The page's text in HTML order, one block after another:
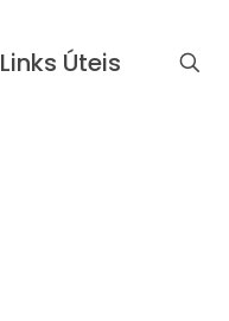
Links Úteis